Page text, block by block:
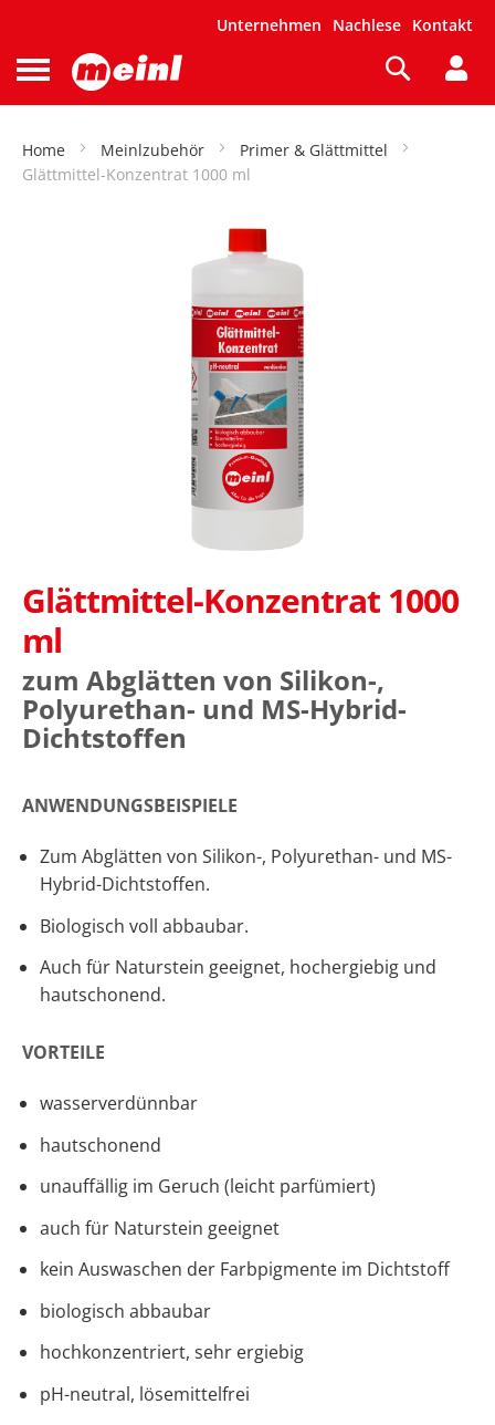
Unternehmen Nachlese Kontakt
Navigation
umschalten
Suche
Home Meinlzubehör
Primer & Glättmittel
Glättmittel-Konzentrat 1000 ml
Glättmittel-Konzentrat 1000
ml
zum Abglätten von Silikon-,
Polyurethan- und MS-Hybrid-
Dichtstoffen
ANWENDUNGSBEISPIELE
Zum Abglätten von Silikon-, Polyurethan- und MS-
Hybrid-Dichtstoffen.
Biologisch voll abbaubar.
Auch für Naturstein geeignet, hochergiebig und
hautschonend.
VORTEILE
wasserverdünnbar
hautschonend
unauffällig im Geruch (leicht parfümiert)
auch für Naturstein geeignet
kein Auswaschen der Farbpigmente im Dichtstoff
biologisch abbaubar
hochkonzentriert, sehr ergiebig
pH-neutral, lösemittelfrei